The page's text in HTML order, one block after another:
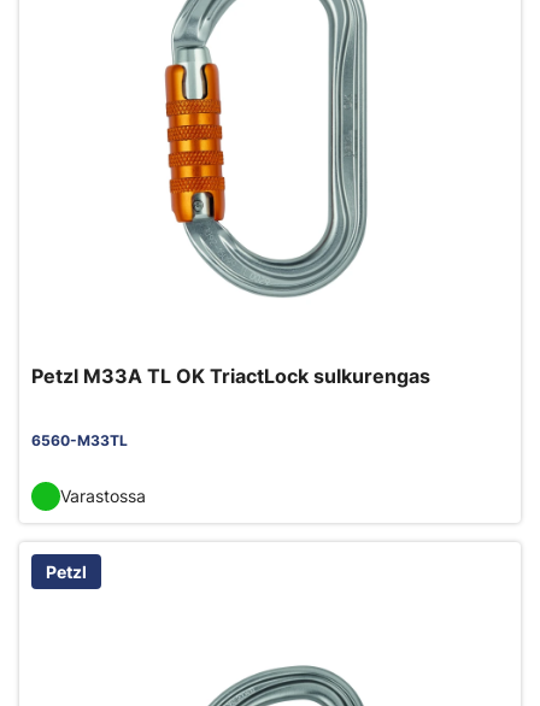
Petzl M33A TL OK TriactLock sulkurengas
6560-M33TL
Varastossa
Petzl